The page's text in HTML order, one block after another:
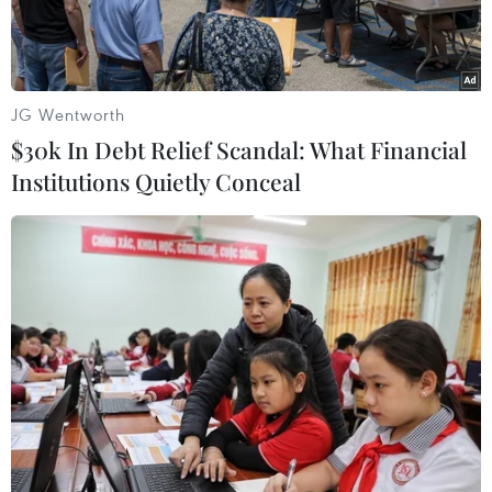
Renee Zellweger tại sự kiện của Elle hôm 20/10 (Nguồn:
IBTimes)
JG Wentworth
$30k In Debt Relief Scandal: What Financial
Institutions Quietly Conceal